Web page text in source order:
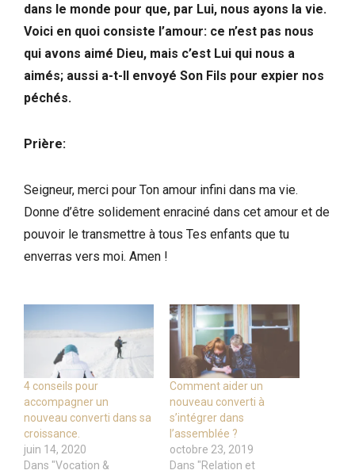
dans le monde pour que, par Lui, nous ayons la vie.
Voici en quoi consiste l’amour: ce n’est pas nous
qui avons aimé Dieu, mais c’est Lui qui nous a
aimés; aussi a-t-Il envoyé Son Fils pour expier nos
péchés.
Prière:
Seigneur, merci pour Ton amour infini dans ma vie.
Donne d’être solidement enraciné dans cet amour et de
pouvoir le transmettre à tous Tes enfants que tu
enverras vers moi. Amen !
4 conseils pour
accompagner un
nouveau converti dans sa
croissance.
juin 14, 2020
Dans "Vocation &
Comment aider un
nouveau converti à
s’intégrer dans
l’assemblée ?
octobre 23, 2019
Dans "Relation et